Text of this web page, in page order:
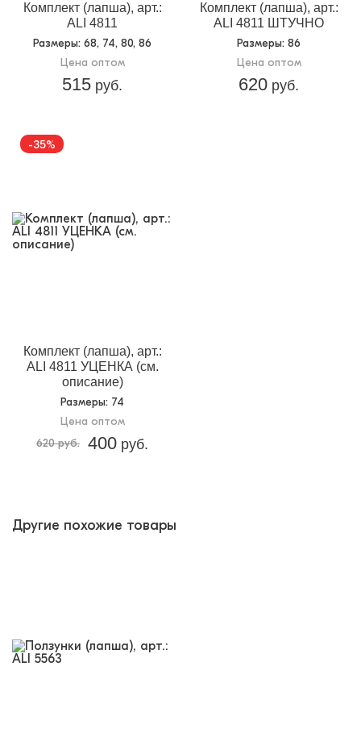
Комплект (лапша), арт.:
ALI 4811
Размеры: 68, 74, 80, 86
Цена оптом
515 руб.
Комплект (лапша), арт.:
ALI 4811 ШТУЧНО
Размеры: 86
Цена оптом
620 руб.
-35%
Комплект (лапша), арт.:
ALI 4811 УЦЕНКА (см.
описание)
Размеры: 74
Цена оптом
620 руб. 400 руб.
Другие похожие товары